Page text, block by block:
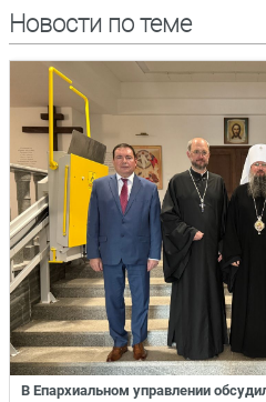
Новости по теме
В Епархиальном управлении